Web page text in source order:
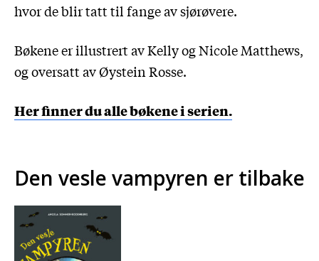
hvor de blir tatt til fange av sjørøvere.
Bøkene er illustrert av Kelly og Nicole Matthews,
og oversatt av Øystein Rosse.
Her finner du alle bøkene i serien.
Den vesle vampyren er tilbake